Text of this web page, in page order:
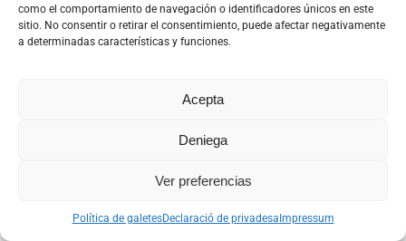
como el comportamiento de navegación o identificadores únicos en este
sitio. No consentir o retirar el consentimiento, puede afectar negativamente
a determinadas características y funciones.
Acepta
Deniega
Ver preferencias
Política de galetesDeclaració de privadesa Impressum